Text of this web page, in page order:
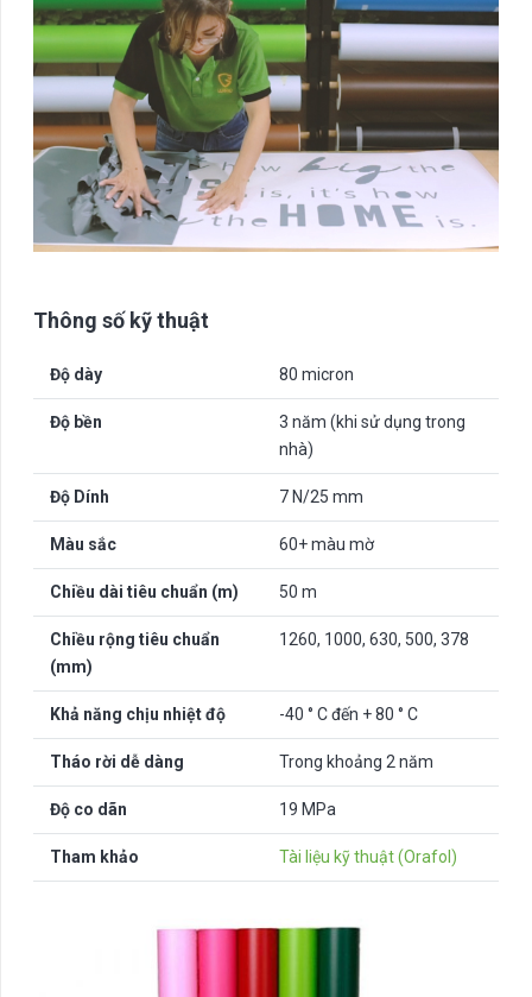
Thông số kỹ thuật
Độ dày 80 micron
Độ bền
3 năm (khi sử dụng trong
nhà)
Độ Dính 7 N/25 mm
Màu sắc 60+ màu mờ
Chiều dài tiêu chuẩn (m) 50 m
Chiều rộng tiêu chuẩn
(mm)
1260, 1000, 630, 500, 378
Khả năng chịu nhiệt độ -40 ° C đến + 80 ° C
Tháo rời dễ dàng Trong khoảng 2 năm
Độ co dãn 19 MPa
Tham khảo Tài liệu kỹ thuật (Orafol)